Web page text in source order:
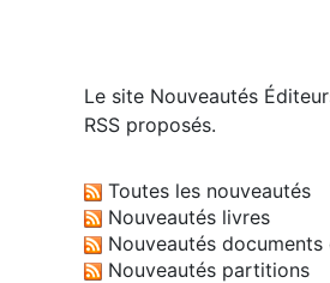
Le site Nouveautés
RSS proposés.
Toutes les nouveautés
Nouveautés livres
Nouveautés
Nouveautés partitions